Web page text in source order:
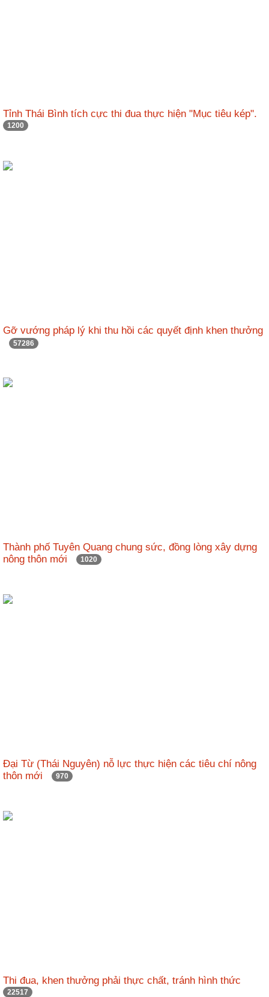
Tỉnh Thái Bình tích cực thi đua thực hiện "Mục tiêu kép".
1200
Gỡ vướng pháp lý khi thu hồi các quyết định khen thưởng
57286
Thành phố Tuyên Quang chung sức, đồng lòng xây dựng
nông thôn mới
1020
Đại Từ (Thái Nguyên) nỗ lực thực hiện các tiêu chí nông
thôn mới
970
Thi đua, khen thưởng phải thực chất, tránh hình thức
22517